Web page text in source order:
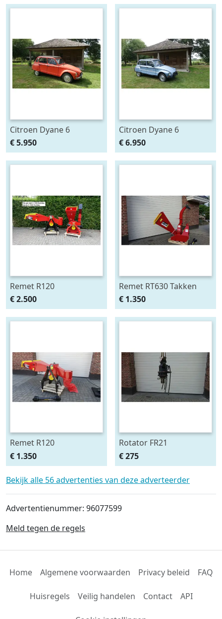
Citroen Dyane 6
€ 5.950
Citroen Dyane 6
edelweiss Nr 665
€ 6.950
Remet R120
takken/stam knipper en
Remet RT630 Takken
versnipperraar
€ 2.500
Remet RT630 Takken
versnipperraar
€ 1.350
Remet R120
takken/stam knipper
€ 1.350
Rotator FR21
€ 275
Bekijk alle 56 advertenties van deze adverteerder
Advertentienummer: 96077599
Meld tegen de regels
Home Algemene voorwaarden Privacy beleid FAQ
Huisregels Veilig handelen Contact API